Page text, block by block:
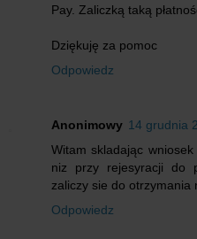
Pay. Zaliczką taką
Dziękuję za pomoc
Odpowiedz
Anonimowy 14 grudnia
Witam skladając
niz przy rejesyracji do
zaliczy sie do otrzymania
Odpowiedz